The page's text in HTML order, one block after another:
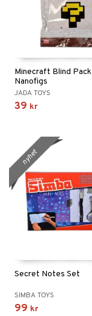
Minecraft Blind Pack
Nanofigs
JADA TOYS
39 kr
Secret Notes Set
SIMBA TOYS
99 kr
nyhet